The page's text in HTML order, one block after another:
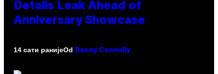
Details Leak Ahead of
Anniversary Showcase
14 сати ранијеOd Denny Connolly